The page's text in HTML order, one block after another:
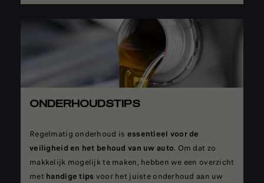
ONDERHOUDSTIPS
Regelmatig onderhoud is essentieel voor de
veiligheid en het behoud van uw auto. Om dat zo
makkelijk mogelijk te maken, hebben we een overzicht
met handige tips voor het juiste onderhoud aan uw